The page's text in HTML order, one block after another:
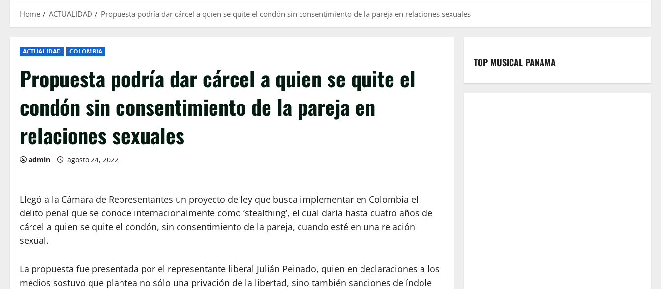
Home ACTUALIDAD Propuesta podría dar cárcel a quien se quite el condón sin consentimiento de la pareja en relaciones sexuales
ACTUALIDAD COLOMBIA
Propuesta podría dar cárcel a quien se quite el
condón sin consentimiento de la pareja en
relaciones sexuales
admin agosto 24, 2022
Llegó a la Cámara de Representantes un proyecto de ley que busca implementar en Colombia el
delito penal que se conoce internacionalmente como ‘stealthing’, el cual daría hasta cuatro años de
cárcel a quien se quite el condón, sin consentimiento de la pareja, cuando esté en una relación
sexual.
La propuesta fue presentada por el representante liberal Julián Peinado, quien en declaraciones a los
medios sostuvo que plantea no sólo una privación de la libertad, sino también sanciones de índole
TOP MUSICAL PANAMA